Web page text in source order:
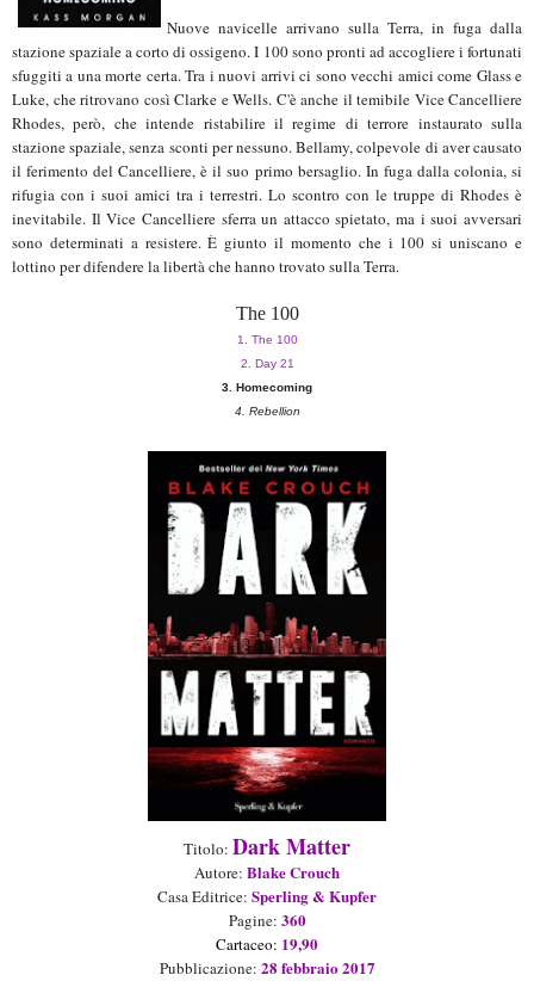
Nuove navicelle arrivano sulla Terra, in fuga dalla
stazione spaziale a corto di ossigeno. I 100 sono pronti ad accogliere i fortunati
sfuggiti a una morte certa. Tra i nuovi arrivi ci sono vecchi amici come Glass e
Luke, che ritrovano così Clarke e Wells. C'è anche il temibile Vice Cancelliere
Rhodes, però, che intende ristabilire il regime di terrore instaurato sulla
stazione spaziale, senza sconti per nessuno. Bellamy, colpevole di aver causato
il ferimento del Cancelliere, è il suo primo bersaglio. In fuga dalla colonia, si
rifugia con i suoi amici tra i terrestri. Lo scontro con le truppe di Rhodes è
inevitabile. Il Vice Cancelliere sferra un attacco spietato, ma i suoi avversari
sono determinati a resistere. È giunto il momento che i 100 si uniscano e
lottino per difendere la libertà che hanno trovato sulla Terra.
The 100
1. The 100
2. Day 21
3. Homecoming
4. Rebellion
Titolo: Dark Matter
Autore: Blake Crouch
Casa Editrice: Sperling & Kupfer
Pagine: 360
Cartaceo: 19,90
Pubblicazione: 28 febbraio 2017